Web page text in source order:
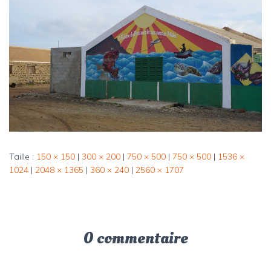
Taille : 150 × 150 | 300 × 200 | 750 × 500 | 750 × 500 | 1536 ×
1024 | 2048 × 1365 | 360 × 240 | 2560 × 1707
0 commentaire